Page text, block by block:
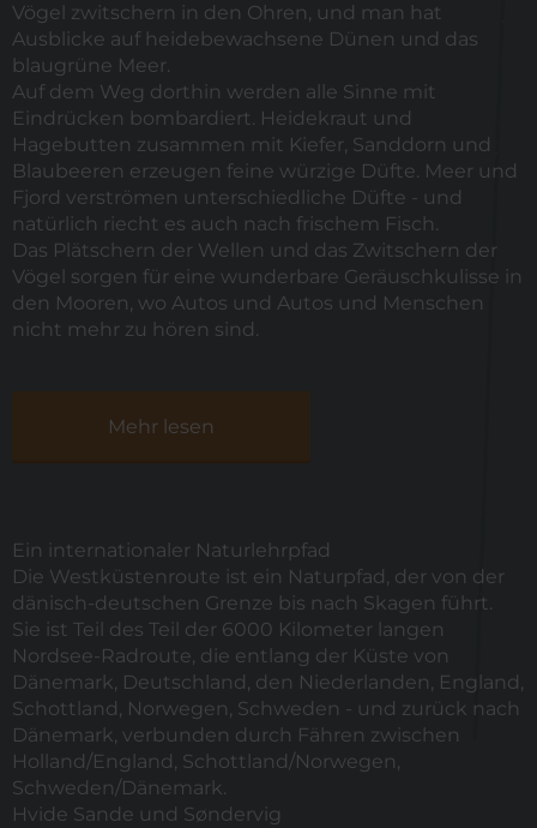
Vögel zwitschern in den Ohren, und man hat
Ausblicke auf heidebewachsene Dünen und das
blaugrüne Meer.
Auf dem Weg dorthin werden alle Sinne mit
Eindrücken bombardiert. Heidekraut und
Hagebutten zusammen mit Kiefer, Sanddorn und
Blaubeeren erzeugen feine würzige Düfte. Meer und
Fjord verströmen unterschiedliche Düfte - und
natürlich riecht es auch nach frischem Fisch.
Das Plätschern der Wellen und das Zwitschern der
Vögel sorgen für eine wunderbare Geräuschkulisse in
den Mooren, wo Autos und Autos und Menschen
nicht mehr zu hören sind.
Mehr lesen
Ein internationaler Naturlehrpfad
Die Westküstenroute ist ein Naturpfad, der von der
dänisch-deutschen Grenze bis nach Skagen führt.
Sie ist Teil des Teil der 6000 Kilometer langen
Nordsee-Radroute, die entlang der Küste von
Dänemark, Deutschland, den Niederlanden, England,
Schottland, Norwegen, Schweden - und zurück nach
Dänemark, verbunden durch Fähren zwischen
Holland/England, Schottland/Norwegen,
Schweden/Dänemark.
Hvide Sande und Søndervig